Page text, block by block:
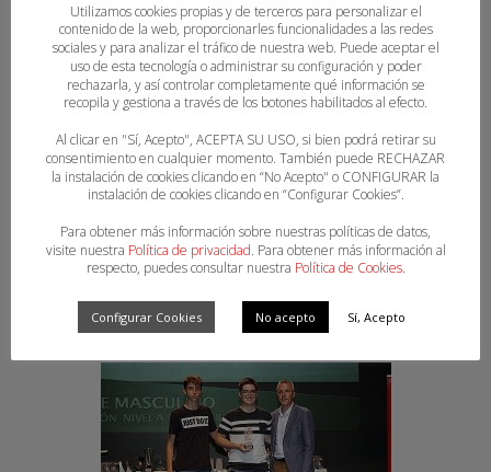
Utilizamos cookies propias y de terceros para personalizar el
contenido de la web, proporcionarles funcionalidades a las redes
sociales y para analizar el tráfico de nuestra web. Puede aceptar el
uso de esta tecnología o administrar su configuración y poder
rechazarla, y así controlar completamente qué información se
recopila y gestiona a través de los botones habilitados al efecto.
Al clicar en "Sí, Acepto", ACEPTA SU USO, si bien podrá retirar su
consentimiento en cualquier momento. También puede RECHAZAR
la instalación de cookies clicando en “No Acepto" o CONFIGURAR la
instalación de cookies clicando en “Configurar Cookies”.
Para obtener más información sobre nuestras políticas de datos,
visite nuestra Política de privacidad. Para obtener más información al
respecto, puedes consultar nuestra Política de Cookies.
Configurar Cookies No acepto Sí, Acepto